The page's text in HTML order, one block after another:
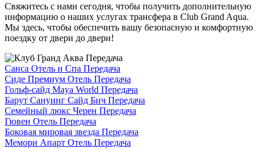
Свяжитесь с нами сегодня, чтобы получить дополнительную
информацию о наших услугах трансфера в Club Grand Aqua.
Мы здесь, чтобы обеспечить вашу безопасную и комфортную
поездку от двери до двери!
Санса Отель и Спа Передача
Сиде Премиум Отель Передача
Гольф-сайд Maya World Передача
Барут Сануинг Сайд Бич Передача
Семейный люкс Черен Передача
Гювен Отель Передача
Боковая мировая звезда Передача
Мемори Апарт Отель Передача